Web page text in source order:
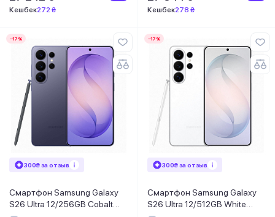
Кешбек272 ₴ Кешбек278 ₴
-17%
300₴ за отзыв
Смартфон Samsung Galaxy
S26 Ultra 12/256GB Cobalt
-17%
300₴ за отзыв
Смартфон Samsung Galaxy
S26 Ultra 12/512GB White